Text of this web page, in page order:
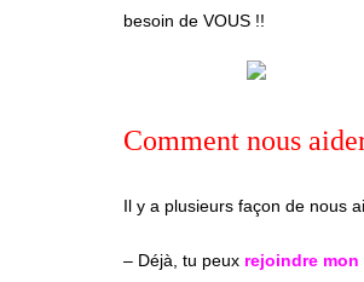
besoin de VOUS !!
Comment nous
Il y a plusieurs façon de nous
– Déjà, tu peux rejoindre mon